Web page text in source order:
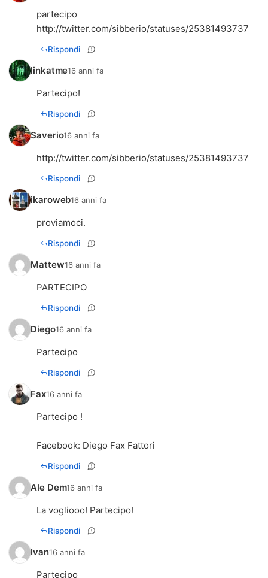
http://twitter.com/sibberio/statuses/25381493737
Rispondi
linkatme16 anni fa
Partecipo!
Rispondi
Saverio16 anni fa
http://twitter.com/sibberio/statuses/25381493737
Rispondi
ikaroweb16 anni fa
proviamoci.
Rispondi
Mattew16 anni fa
PARTECIPO
Rispondi
Diego16 anni fa
Partecipo
Rispondi
Fax16 anni fa
Partecipo !
Facebook: Diego Fax Fattori
Rispondi
Ale Dem16 anni fa
La vogliooo! Partecipo!
Rispondi
Ivan16 anni fa
Partecipo